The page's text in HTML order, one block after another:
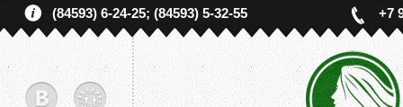
(84593) 6-24-25; (84593) 5-32-55 +7